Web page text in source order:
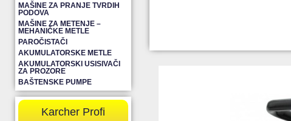
MAŠINE ZA PRANJE TVRDIH
PODOVA
MAŠINE ZA METENJE –
MEHANIČKE METLE
PAROČISTAČI
AKUMULATORSKE METLE
AKUMULATORSKI USISIVAČI
ZA PROZORE
BAŠTENSKE PUMPE
Karcher Profi